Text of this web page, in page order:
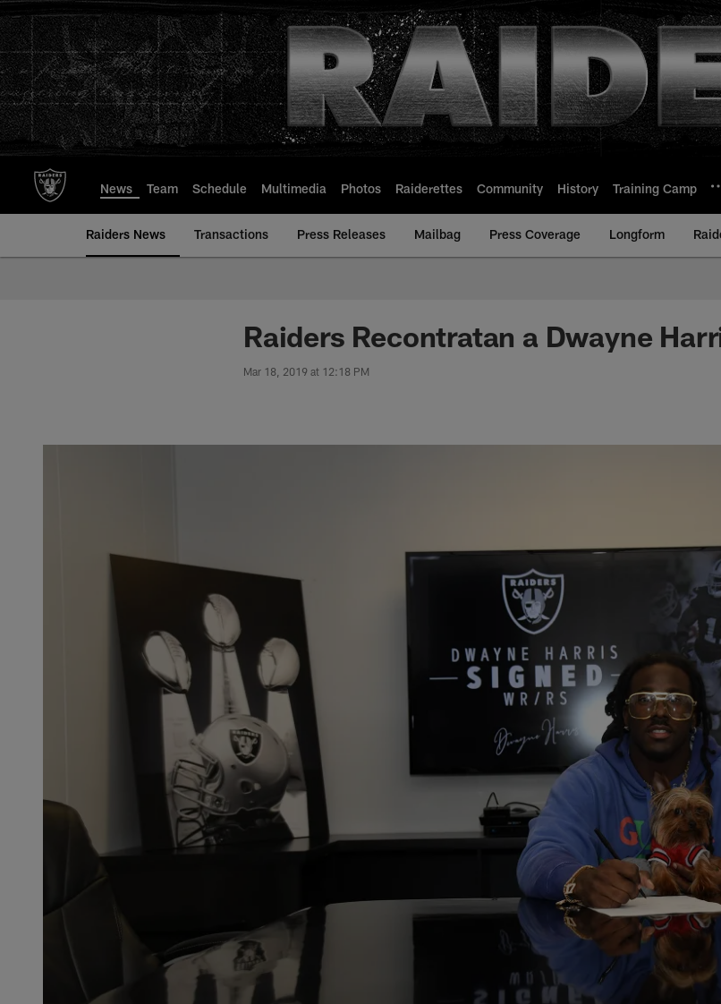
to
main
content
News Team Schedule Multimedia Photos Raiderettes Community History Training Camp
Raiders News Transactions Press Releases Mailbag Press Coverage Longform
Raiders Recontratan a Dwayne
Mar 18, 2019 at 12:18 PM